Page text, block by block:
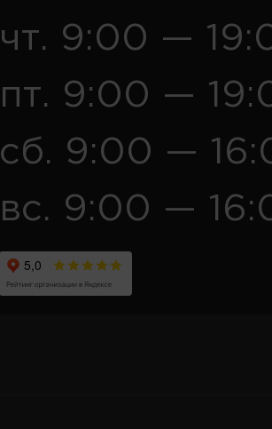
чт. 9:00 —
пт. 9:00 —
сб. 9:00 —
вс. 9:00 —